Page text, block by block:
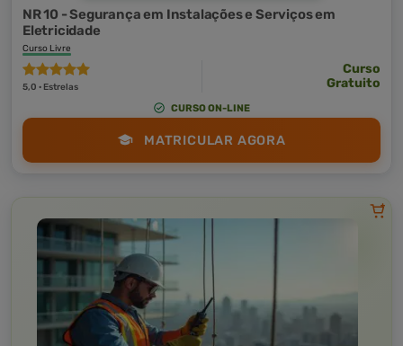
NR 10 - Segurança em Instalações e Serviços em
Eletricidade
Curso Livre
5,0 · Estrelas
Curso
Gratuito
CURSO ON-LINE
MATRICULAR AGORA